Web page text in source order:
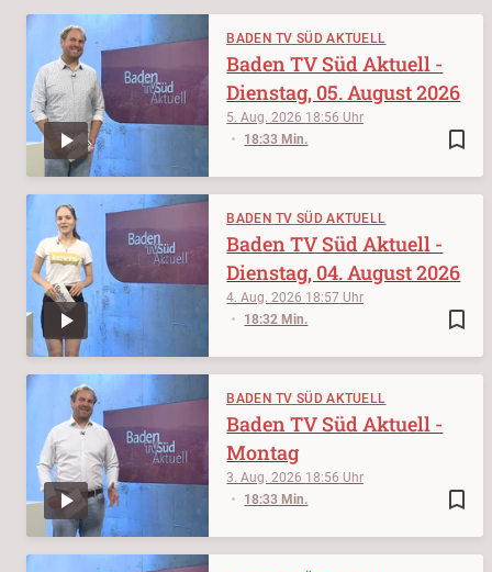
BADEN TV SÜD AKTUELL
bookmark_border
5. Aug. 2026 18:56
18:33 Min.
Baden TV Süd Aktuell -
Dienstag, 05. August 2026
BADEN TV SÜD AKTUELL
bookmark_border
4. Aug. 2026 18:57
18:32 Min.
Baden TV Süd Aktuell -
Dienstag, 04. August 2026
BADEN TV SÜD AKTUELL
bookmark_border
3. Aug. 2026 18:56
18:33 Min.
Baden TV Süd Aktuell -
Montag